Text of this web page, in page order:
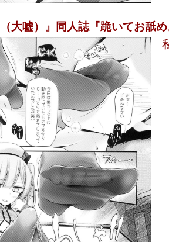
大嘘）』同人誌『跪いてお舐